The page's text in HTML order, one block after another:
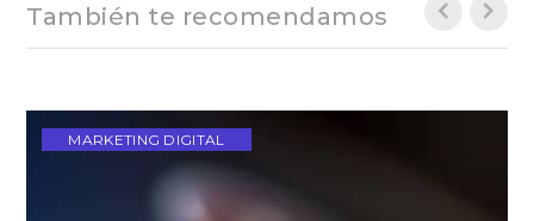
También te recomendamos
MARKETING DIGITAL